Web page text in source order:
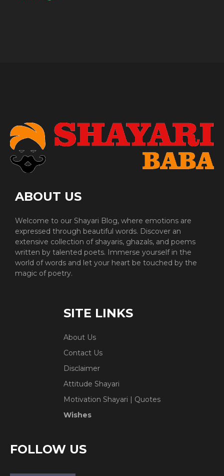
ABOUT US
Welcome to our Shayari Blog, where emotions are
expressed through beautiful words. Discover an
extensive collection of shayaris, ghazals, and poems
written by talented poets. Immerse yourself in the
world of words and let your heart be touched by the
magic of poetry.
SITE LINKS
About Us
Contact Us
Disclaimer
Attitude Shayari
Motivation Shayari | Quotes
Wishes
FOLLOW US